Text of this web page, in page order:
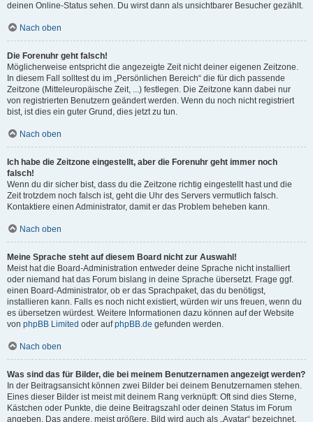
deinen Online-Status sehen. Du wirst dann als unsichtbarer Besucher gezählt.
Nach oben
Die Forenuhr geht falsch!
Möglicherweise entspricht die angezeigte Zeit nicht deiner eigenen Zeitzone.
In diesem Fall solltest du im „Persönlichen Bereich“ die für dich passende
Zeitzone (Mitteleuropäische Zeit, ...) festlegen. Die Zeitzone kann dabei nur
von registrierten Benutzern geändert werden. Wenn du noch nicht registriert
bist, ist dies ein guter Grund, dies jetzt zu tun.
Nach oben
Ich habe die Zeitzone eingestellt, aber die Forenuhr geht immer noch
falsch!
Wenn du dir sicher bist, dass du die Zeitzone richtig eingestellt hast und die
Zeit trotzdem noch falsch ist, geht die Uhr des Servers vermutlich falsch.
Kontaktiere einen Administrator, damit er das Problem beheben kann.
Nach oben
Meine Sprache steht auf diesem Board nicht zur Auswahl!
Meist hat die Board-Administration entweder deine Sprache nicht installiert
oder niemand hat das Forum bislang in deine Sprache übersetzt. Frage ggf.
einen Board-Administrator, ob er das Sprachpaket, das du benötigst,
installieren kann. Falls es noch nicht existiert, würden wir uns freuen, wenn du
es übersetzen würdest. Weitere Informationen dazu können auf der Website
von phpBB Limited oder aufphpBB.de gefunden werden.
Nach oben
Was sind das für Bilder, die bei meinem Benutzernamen angezeigt werden?
In der Beitragsansicht können zwei Bilder bei deinem Benutzernamen stehen.
Eines dieser Bilder ist meist mit deinem Rang verknüpft: Oft sind dies Sterne,
Kästchen oder Punkte, die deine Beitragszahl oder deinen Status im Forum
angeben. Das andere, meist größere, Bild wird auch als „Avatar“ bezeichnet.